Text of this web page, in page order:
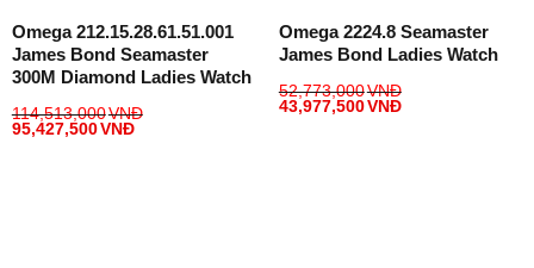
Omega 212.15.28.61.51.001
James Bond Seamaster
300M Diamond Ladies Watch
114,513,000VNĐ
95,427,500VNĐ
Omega 2224.8 Seamaster
James Bond Ladies Watch
52,773,000VNĐ
43,977,500VNĐ